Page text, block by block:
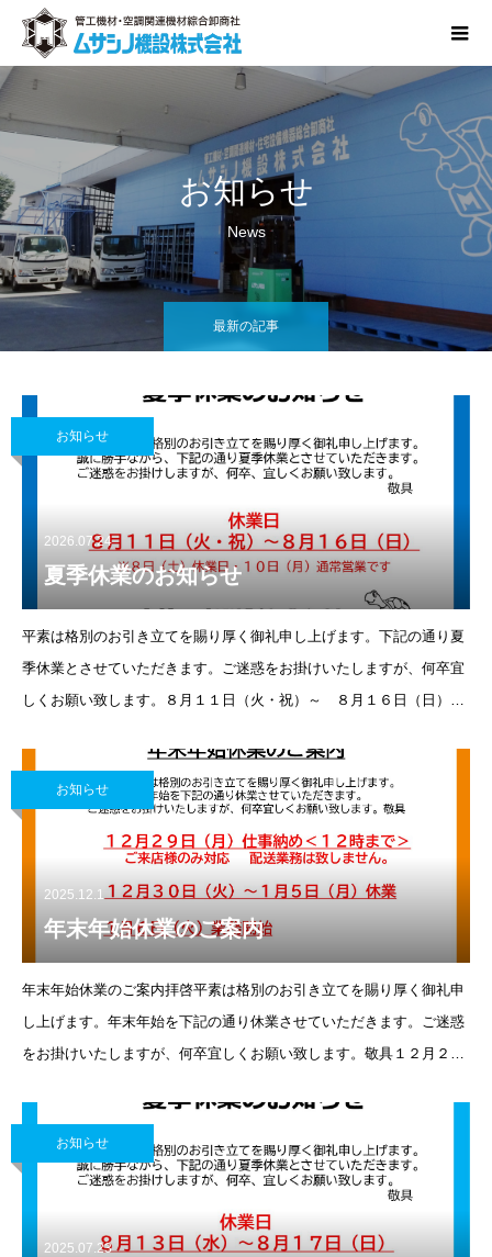
お知らせ
News
最新の記事
お知らせ
2026.07.24
夏季休業のお知らせ
平素は格別のお引き立てを賜り厚く御礼申し上げます。下記の通り夏
季休業とさせていただきます。ご迷惑をお掛けいたしますが、何卒宜
しくお願い致します。８月１１日（火・祝）～ ８月１６日（日）休
お知らせ
2025.12.1
年末年始休業のご案内
年末年始休業のご案内拝啓平素は格別のお引き立てを賜り厚く御礼申
し上げます。年末年始を下記の通り休業させていただきます。ご迷惑
をお掛けいたしますが、何卒宜しくお願い致します。敬具１２月２９
お知らせ
2025.07.23